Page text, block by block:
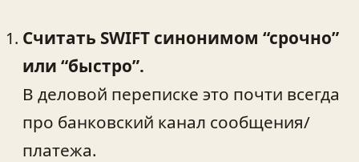
Считать SWIFT синонимом “срочно”
или “быстро”.
В деловой переписке это почти всегда
про банковский канал сообщения/
платежа.